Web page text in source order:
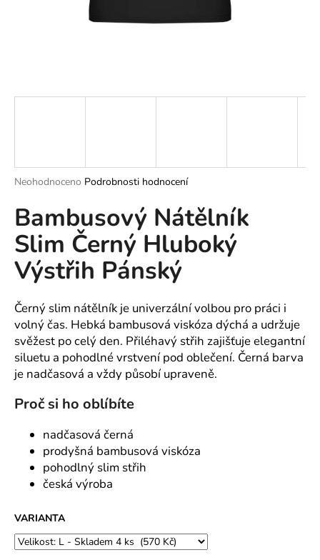
Průměrné
produktu
je
0,0
z
5
hvězdiček.
Neohodnoceno Podrobnosti hodnocení
Bambusový Nátělník
Slim Černý Hluboký
Výstřih Pánský
Černý slim nátělník je univerzální volbou pro práci i
volný čas. Hebká bambusová viskóza dýchá a udržuje
svěžest po celý den. Přiléhavý střih zajišťuje elegantní
siluetu a pohodlné vrstvení pod oblečení. Černá barva
je nadčasová a vždy působí upraveně.
Proč si ho oblíbíte
nadčasová černá
prodyšná bambusová viskóza
pohodlný slim střih
česká výroba
VARIANTA
?
HLEDAT
D
o
p
o
u
č
u
j
e
m
e